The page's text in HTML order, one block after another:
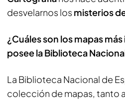
desvelarnos los misterios
¿Cuáles son los mapas
posee la Biblioteca
La Biblioteca Nacional de
colección de mapas, tanto